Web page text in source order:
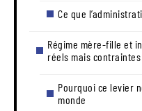
Ce que
Régime mère-fille et
réels mais
Pourquoi ce levier
monde